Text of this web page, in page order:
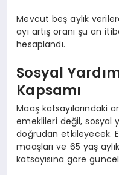
Mevcut beş aylık
ayı artış oranı şu an
hesaplandı.
Sosyal
Kapsamı
Maaş katsayılarındaki
emeklileri değil, sosyal
doğrudan etkileyecek.
maaşları ve 65 yaş
katsayısına göre